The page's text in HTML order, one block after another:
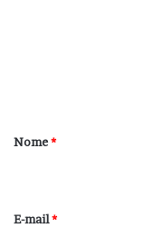
r
*
Nome*
E-mail*